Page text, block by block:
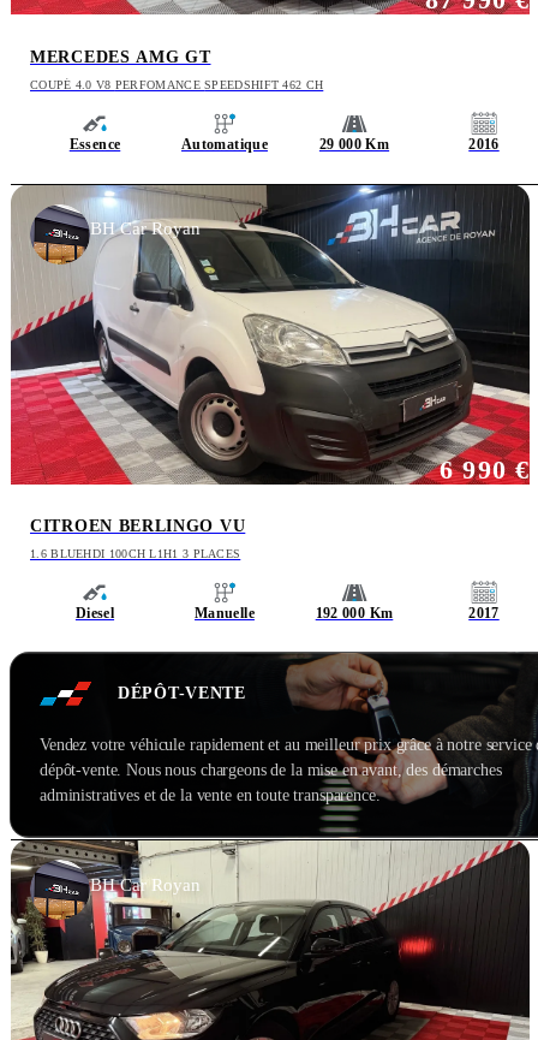
MERCEDES AMG GT
COUPÉ 4.0 V8 PERFOMANCE SPEEDSHIFT 462 CH
Essence Automatique 29 000 Km 2016
CITROEN BERLINGO VU
1.6 BLUEHDI 100CH L1H1 3 PLACES
Diesel Manuelle 192 000 Km 2017
6 990 €
BH Car Royan
DÉPÔT-VENTE
Vendez votre véhicule rapidement et au meilleur prix grâce à notre service
dépôt-vente. Nous nous chargeons de la mise en avant, des démarches
administratives et de la vente en toute transparence.
BH Car Royan